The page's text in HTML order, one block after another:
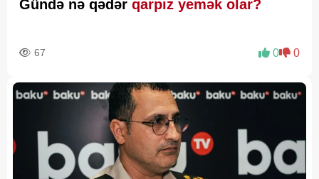
Gündə nə qədər qarpız yemək olar?
67 0 0